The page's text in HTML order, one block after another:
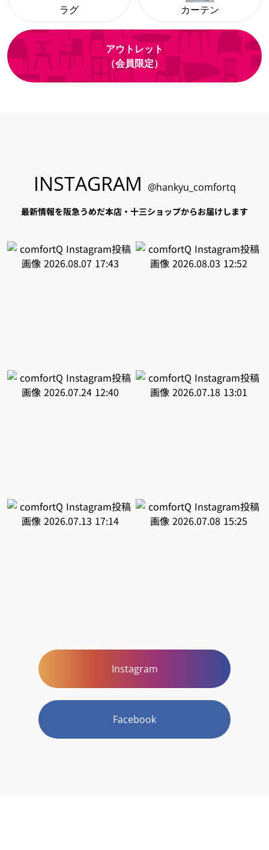
ラグ カーテン
アウトレット
（会員限定）
INSTAGRAM @hankyu_comfortq
最新情報を阪急うめだ本店・十三ショップからお届けします
Instagram
Facebook